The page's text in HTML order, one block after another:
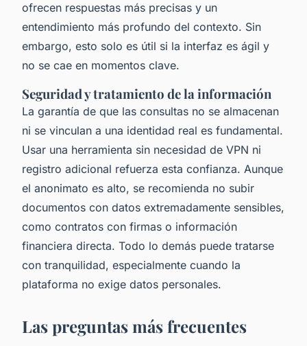
ofrecen respuestas más precisas y un
entendimiento más profundo del contexto. Sin
embargo, esto solo es útil si la interfaz es ágil y
no se cae en momentos clave.
Seguridad y tratamiento de la información
La garantía de que las consultas no se almacenan
ni se vinculan a una identidad real es fundamental.
Usar una herramienta sin necesidad de VPN ni
registro adicional refuerza esta confianza. Aunque
el anonimato es alto, se recomienda no subir
documentos con datos extremadamente sensibles,
como contratos con firmas o información
financiera directa. Todo lo demás puede tratarse
con tranquilidad, especialmente cuando la
plataforma no exige datos personales.
Las preguntas más frecuentes